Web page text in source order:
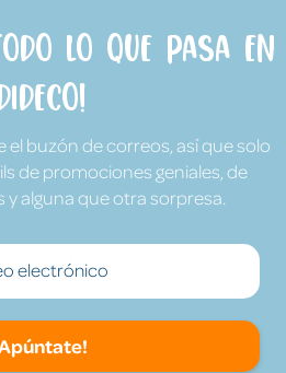
lo que pasa en
buzón de correos, así que solo
de promociones geniales, de
alguna que otra sorpresa.